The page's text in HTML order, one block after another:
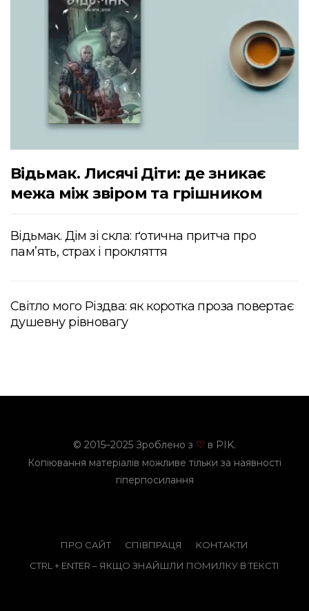
Відьмак. Лисячі Діти: де зникає
межа між звіром та грішником
Відьмак. Дім зі скла: ґотична притча про
пам’ять, страх і прокляття
Світло мого Різдва: як коротка проза повертає
душевну рівновагу
© 2015–2025 Зроблено з ♡ в PIK.
Копіювання матеріалів можливе тільки за наявності
гіперпосилання
ПРО САЙТ СПІВПРАЦЯ
КОНТАКТИ
CTRL + ENTER – ЯКЩО ЗНАЙШЛИ ПОМИЛКУ В ТЕКСТІ